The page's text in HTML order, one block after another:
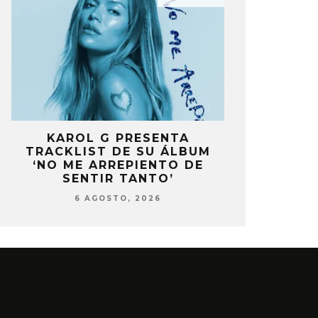
KAROL G PRESENTA
TRACKLIST DE SU ÁLBUM
‘NO ME ARREPIENTO DE
SENTIR TANTO’
6 AGOSTO, 2026